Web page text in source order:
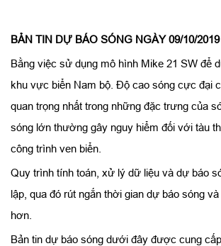
BẢN TIN DỰ BÁO SÓNG NGÀY 09/10/2019
Bằng việc sử dụng mô hình Mike 21 SW để
khu vực biển Nam bộ. Độ cao sóng cực đại
quan trọng nhất trong những đặc trưng của
sóng lớn thường gây nguy hiểm đối với tàu
công trình ven biển.
Quy trình tính toán, xử lý dữ liệu và dự báo
lập, qua đó rút ngắn thời gian dự báo sóng
hơn.
Bản tin dự báo sóng dưới đây được cung